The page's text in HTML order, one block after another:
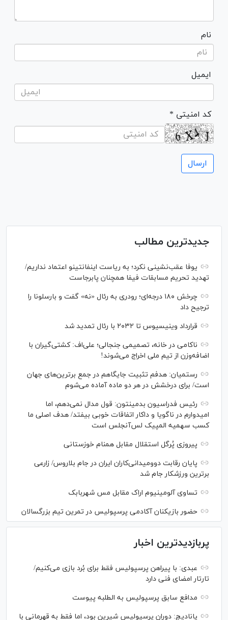
نام
ایمیل
* کد امنیتی
جدیدترین مطالب
یوفا عقب‌نشینی نکرد؛ به ریاست اینفانتینو اعتماد نداریم/
تهدید تحریم مسابقات فیفا همچنان پابرجاست
چرخش ۱۸۰ درجه‌ای؛ رودری به رئال «نه» گفت و بارسلونا را
ترجیح داد
قرارداد وینیسیوس تا ۲۰۳۲ با رئال‌ تمدید شد
ناکامی در خانه، تصمیمی جنجالی؛ علی‌اف: کشتی‌گیران با
اضافه‌وزن از تیم ملی اخراج می‌شوند!
رستمیان: هدفم تثبیت جایگاهم در جمع برترین‌های جهان
است/ برای درخشش در هر دو ماده آماده می‌شوم
رئیس فدراسیون بدمینتون: قول مدال نمی‌دهم، اما
امیدوارم در ناگویا و داکار اتفاقات خوبی بیفتد/ هدف اصلی ما
کسب سهمیه المپیک لس‌آنجلس است
پیروزی پُرگل استقلال مقابل همنام خوزستانی
پایان رقابت دوومیدانی‌کاران ایران در جام بلاروس/ زارعی
برترین ورزشکار جام شد
تساوی آلومینیوم اراک مقابل مس شهربابک
حضور بازیکنان آکادمی پرسپولیس در تمرین تیم بزرگسالان
پربازدیدترین اخبار
عبدی: با پیراهن پرسپولیس فقط برای بُرد بازی می‌کنیم/
تارتار امضای فنی دارد
مدافع سابق پرسپولیس به الطلبه پیوست
پانادیچ: دوران پرسپولیس شیرین بود، اما فقط به قهرمانی با